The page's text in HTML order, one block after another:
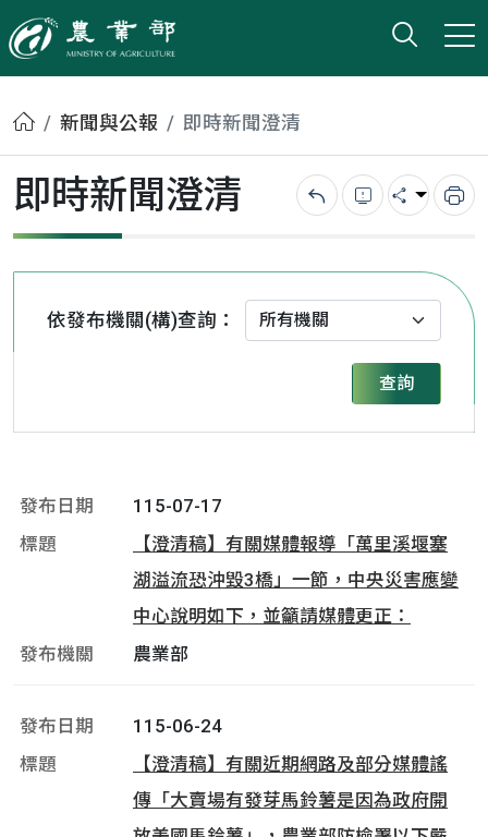
農業部
打開
小版
首頁新聞與公報 即時新聞澄清
即時新聞澄清 回上一頁錯誤回報
分享 列
依發布機關(構)查詢：
查詢
115-07-17
【澄清稿】有關媒體報導「萬里溪堰塞
湖溢流恐沖毀3橋」一節，中央災害應變
中心說明如下，並籲請媒體更正：
農業部
115-06-24
【澄清稿】有關近期網路及部分媒體謠
傳「大賣場有發芽馬鈴薯是因為政府開